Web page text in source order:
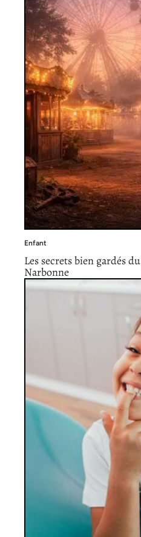
Enfant
Les secrets bien gardés
Narbonne